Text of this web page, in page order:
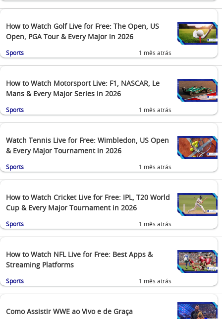
How to Watch Golf Live for Free: The Open, US
Open, PGA Tour & Every Major in 2026
Sports 1 mês atrás
How to Watch Motorsport Live: F1, NASCAR, Le
Mans & Every Major Series in 2026
Sports 1 mês atrás
Watch Tennis Live for Free: Wimbledon, US Open
& Every Major Tournament in 2026
Sports 1 mês atrás
How to Watch Cricket Live for Free: IPL, T20 World
Cup & Every Major Tournament in 2026
Sports 1 mês atrás
How to Watch NFL Live for Free: Best Apps &
Streaming Platforms
Sports 1 mês atrás
Como Assistir WWE ao Vivo e de Graça